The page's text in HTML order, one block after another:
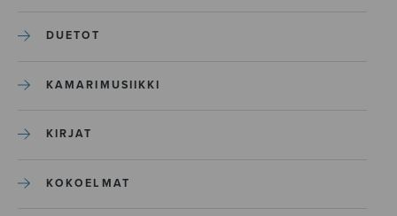
DUETOT
KAMARIMUSIIKKI
KIRJAT
KOKOELMAT